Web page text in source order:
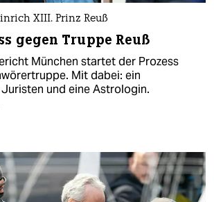
XIII. Prinz Reuß
gegen Truppe Reuß​
München startet der Prozess
Mit dabei: ein
und eine Astrologin.